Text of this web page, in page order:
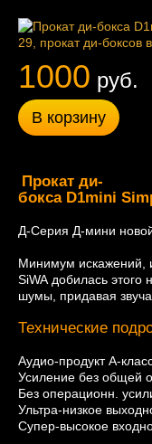
1000 руб.
В корзину
Прокат ди-
бокса D1mini
Д-Серия Д-мини
Минимум искажений
SiWA добилась этого
шумы придавая
Технические
Аудио-продукт А-
Усиление без общей
Без операционн
Ультра-низкое
Супер-высокое